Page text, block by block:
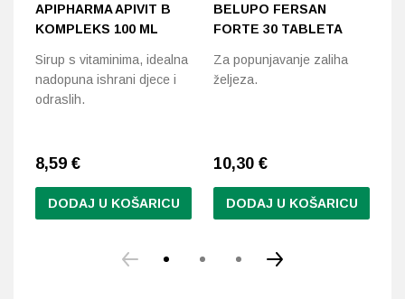
APIPHARMA APIVIT B
KOMPLEKS 100 ML
Sirup s vitaminima, idealna
nadopuna ishrani djece i
odraslih.
8,59 €
DODAJ U KOŠARICU
BELUPO FERSAN
FORTE 30 TABLETA
Za popunjavanje zaliha
željeza.
10,30 €
DODAJ U KOŠARICU